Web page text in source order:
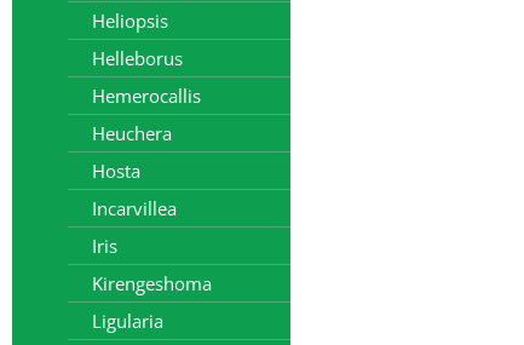
Heliopsis
Helleborus
Hemerocallis
Heuchera
Hosta
Incarvillea
Iris
Kirengeshoma
Ligularia